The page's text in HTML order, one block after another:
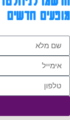
הרשמו
מופעים חדשים